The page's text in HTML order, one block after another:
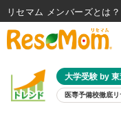
大学受験 by 東
医専予備校徹底
リセマム メンバーズ